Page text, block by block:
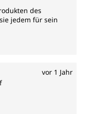
des
jedem für sein
vor 1 Jahr
5 von 5 Sternen